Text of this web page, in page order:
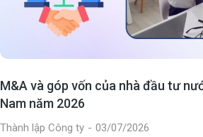
M&A và góp vốn của nhà đầu tư
Nam năm 2026
Thành lập Công ty 03/07/2026